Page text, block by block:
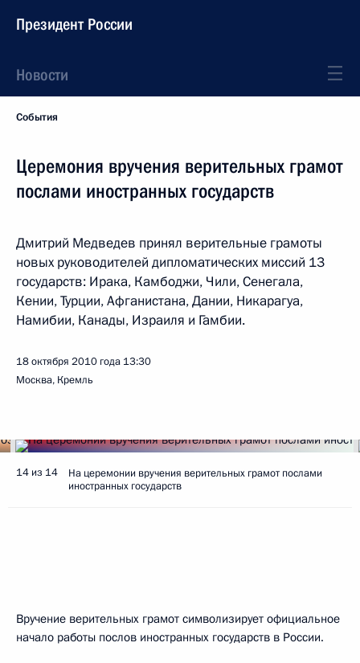
Президент России
Новости
События
Церемония вручения верительных грамот
послами иностранных государств
Дмитрий Медведев принял верительные грамоты
новых руководителей дипломатических миссий 13
государств: Ирака, Камбоджи, Чили, Сенегала,
Кении, Турции, Афганистана, Дании, Никарагуа,
Намибии, Канады, Израиля и Гамбии.
18 октября 2010 года 13:30
Москва, Кремль
14 из 14
На церемонии вручения верительных грамот послами
иностранных государств
Вручение верительных грамот символизирует официальное
начало работы послов иностранных государств в России.